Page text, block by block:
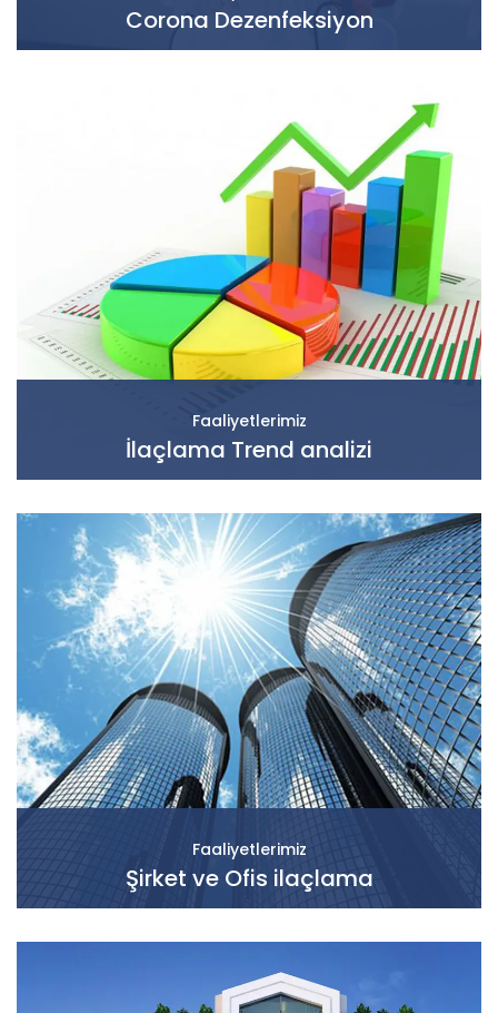
Corona Dezenfeksiyon
Faaliyetlerimiz
İlaçlama Trend analizi
Faaliyetlerimiz
Şirket ve Ofis ilaçlama